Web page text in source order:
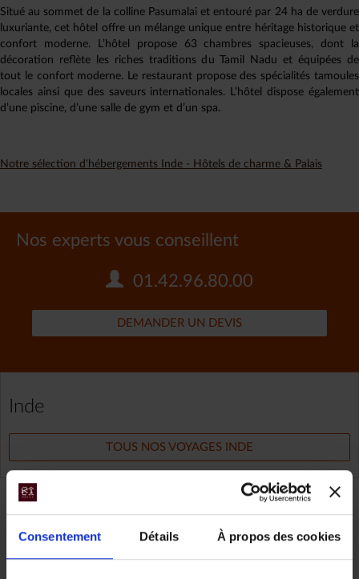
Consentement Détails À propos des cookies
Situé au sommet de la colline Pasumalai et entouré par 24 ha de verdure
luxuriante, cet hôtel offre un mélange unique entre héritage historique et
confort moderne. L’hôtel propose 63 chambres spacieuses, dont la
décoration reflète les riches traditions du Tamil Nadu et équipées de
tout le confort moderne. Le restaurant propose des spécialités tamoules
locales ainsi que des saveurs internationales. L’hôtel dispose également
d’une piscine, d’une salle de gym et d’un spa.
Notre sélection d'hébergements Inde - Hôtels de charme & Palais
Nos experts vous conseillent
01.42.96.80.00
DEMANDER UN DEVIS
Inde
TOUS NOS VOYAGES INDE